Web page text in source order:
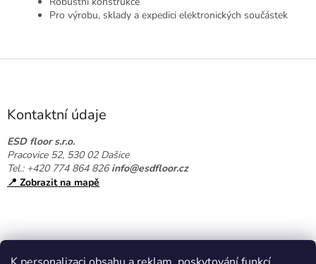
Pro výrobu, sklady a expedici elektronických součástek
Z
Kontaktní údaje
ESD floor s.r.o.
Pracovice 52, 530 02 Dašice
Tel.: +420 774 864 826info@esdfloor.cz
📍 Zobrazit na mapě